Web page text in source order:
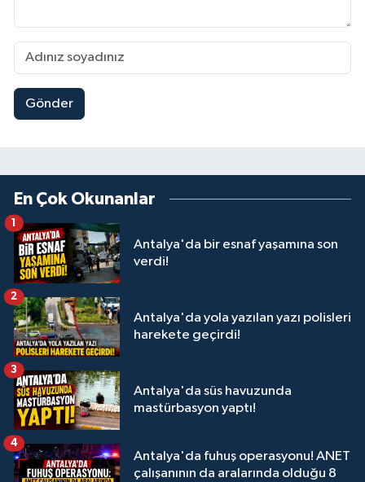
Gönder
En Çok Okunanlar
Antalya'da bir esnaf yaşamına son
verdi!
1
Antalya'da yola yazılan yazı polisleri
harekete geçirdi!
2
Antalya'da süs havuzunda
mastürbasyon yaptı!
3
Antalya'da fuhuş operasyonu! ANET
çalışanının da aralarında olduğu 8
4